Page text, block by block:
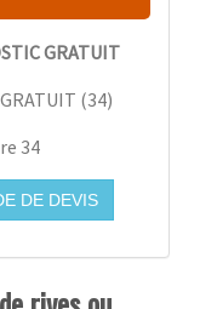
GRATUIT
(34)
34
DE DEVIS